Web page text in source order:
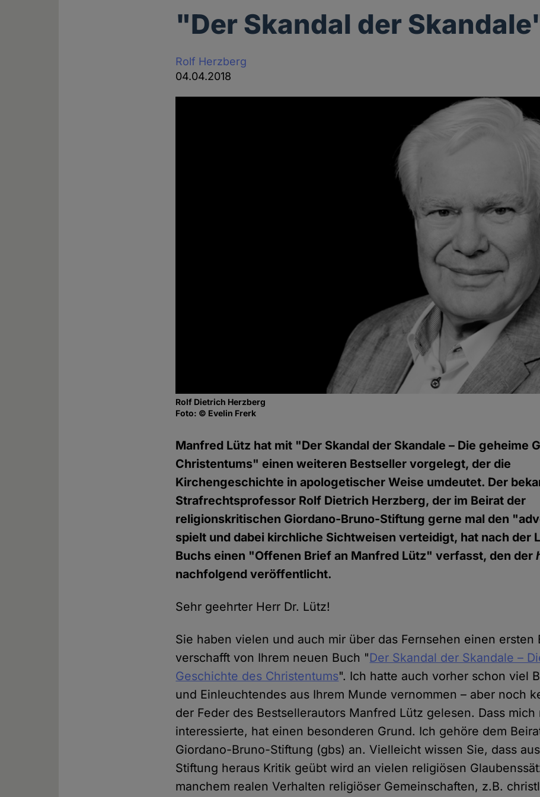
"Der Skandal der
Rolf Herzberg
04.04.2018
Rolf Dietrich Herzberg
Foto: © Evelin Frerk
Manfred Lütz hat mit "Der Skandal der Skandale – Die geheime
Christentums" einen weiteren Bestseller vorgelegt, der die
Kirchengeschichte in apologetischer Weise umdeutet. Der
Strafrechtsprofessor Rolf Dietrich Herzberg, der im Beirat der
religionskritischen Giordano-Bruno-Stiftung gerne mal den
spielt und dabei kirchliche Sichtweisen verteidigt, hat nach der
Buchs einen "Offenen Brief an Manfred Lütz" verfasst, den der
nachfolgend veröffentlicht.
Sehr geehrter Herr Dr. Lütz!
Sie haben vielen und auch mir über das Fernsehen einen ersten
verschafft von Ihrem neuen Buch "Der Skandal der Skandale –
Geschichte des Christentums". Ich hatte auch vorher schon viel
und Einleuchtendes aus Ihrem Munde vernommen – aber noch
der Feder des Bestsellerautors Manfred Lütz gelesen. Dass mich
interessierte, hat einen besonderen Grund. Ich gehöre dem
Giordano-Bruno-Stiftung (gbs) an. Vielleicht wissen Sie, dass
Stiftung heraus Kritik geübt wird an vielen religiösen
manchem realen Verhalten religiöser Gemeinschaften, z.B.